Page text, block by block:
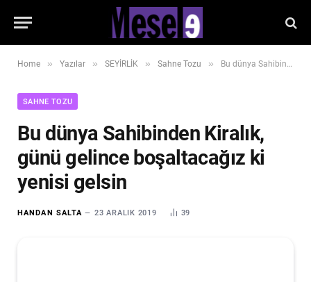
Home » Yazılar » SEYİRLİK » Sahne Tozu » Bu dünya Sahibinden Kiralık, günü gelince boşaltacağız ki yenisi gelsin
SAHNE TOZU
Bu dünya Sahibinden Kiralık,
günü gelince boşaltacağız ki
yenisi gelsin
HANDAN SALTA 23 ARALIK 2019 39